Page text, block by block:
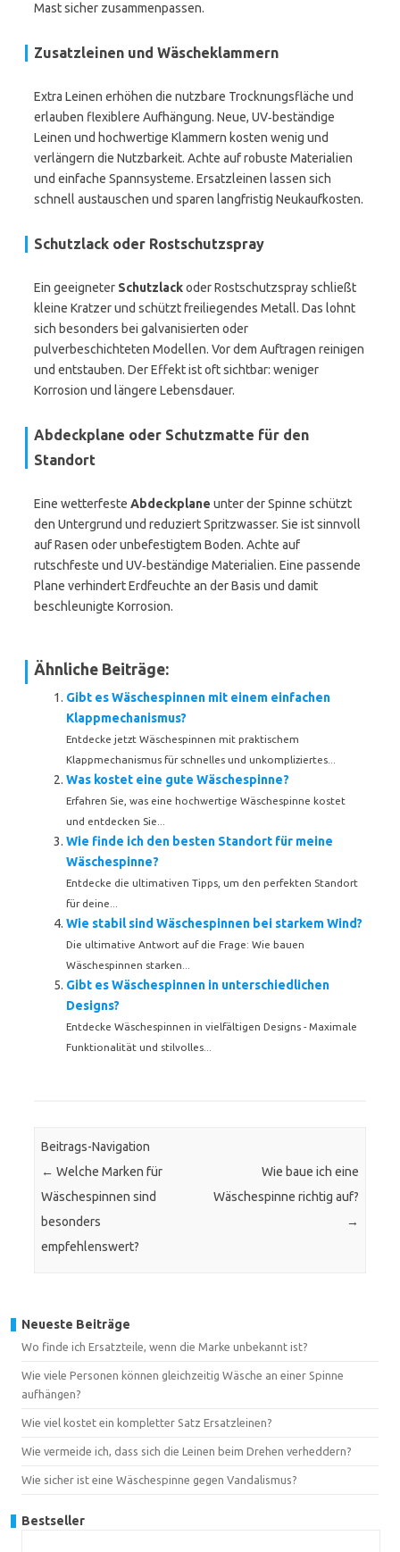
Mast sicher zusammenpassen.
Zusatzleinen und Wäscheklammern
Extra Leinen erhöhen die nutzbare Trocknungsfläche und
erlauben flexiblere Aufhängung. Neue, UV‑beständige
Leinen und hochwertige Klammern kosten wenig und
verlängern die Nutzbarkeit. Achte auf robuste Materialien
und einfache Spannsysteme. Ersatzleinen lassen sich
schnell austauschen und sparen langfristig Neukaufkosten.
Schutzlack oder Rostschutzspray
Ein geeigneter Schutzlackoder Rostschutzspray schließt
kleine Kratzer und schützt freiliegendes Metall. Das lohnt
sich besonders bei galvanisierten oder
pulverbeschichteten Modellen. Vor dem Auftragen reinigen
und entstauben. Der Effekt ist oft sichtbar: weniger
Korrosion und längere Lebensdauer.
Abdeckplane oder Schutzmatte für den
Standort
Eine wetterfeste Abdeckplane unter der Spinne schützt
den Untergrund und reduziert Spritzwasser. Sie ist sinnvoll
auf Rasen oder unbefestigtem Boden. Achte auf
rutschfeste und UV‑beständige Materialien. Eine passende
Plane verhindert Erdfeuchte an der Basis und damit
beschleunigte Korrosion.
Ähnliche Beiträge:
Gibt es Wäschespinnen mit einem einfachen
Klappmechanismus?
Entdecke jetzt Wäschespinnen mit praktischem
Klappmechanismus für schnelles und unkompliziertes...
Was kostet eine gute Wäschespinne?
Erfahren Sie, was eine hochwertige Wäschespinne kostet
und entdecken Sie...
Wie finde ich den besten Standort für meine
Wäschespinne?
Entdecke die ultimativen Tipps, um den perfekten Standort
für deine...
Wie stabil sind Wäschespinnen bei starkem Wind?
Die ultimative Antwort auf die Frage: Wie bauen
Wäschespinnen starken...
Gibt es Wäschespinnen in unterschiedlichen
Designs?
Entdecke Wäschespinnen in vielfältigen Designs - Maximale
Funktionalität und stilvolles...
Beitrags-Navigation
← Welche Marken für
Wäschespinnen sind
besonders
empfehlenswert?
Wie baue ich eine
Wäschespinne richtig auf?
→
Neueste Beiträge
Wo finde ich Ersatzteile, wenn die Marke unbekannt ist?
Wie viele Personen können gleichzeitig Wäsche an einer Spinne
aufhängen?
Wie viel kostet ein kompletter Satz Ersatzleinen?
Wie vermeide ich, dass sich die Leinen beim Drehen verheddern?
Wie sicher ist eine Wäschespinne gegen Vandalismus?
Bestseller